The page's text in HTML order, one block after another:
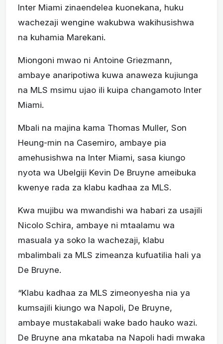
Inter Miami zinaendelea kuonekana, huku
wachezaji wengine wakubwa wakihusishwa
na kuhamia Marekani.
Miongoni mwao ni Antoine Griezmann,
ambaye anaripotiwa kuwa anaweza kujiunga
na MLS msimu ujao ili kuipa changamoto Inter
Miami.
Mbali na majina kama Thomas Muller, Son
Heung-min na Casemiro, ambaye pia
amehusishwa na Inter Miami, sasa kiungo
nyota wa Ubelgiji Kevin De Bruyne ameibuka
kwenye rada za klabu kadhaa za MLS.
Kwa mujibu wa mwandishi wa habari za usajili
Nicolo Schira, ambaye ni mtaalamu wa
masuala ya soko la wachezaji, klabu
mbalimbali za MLS zimeanza kufuatilia hali ya
De Bruyne.
“Klabu kadhaa za MLS zimeonyesha nia ya
kumsajili kiungo wa Napoli, De Bruyne,
ambaye mustakabali wake bado hauko wazi.
De Bruyne ana mkataba na Napoli hadi mwaka